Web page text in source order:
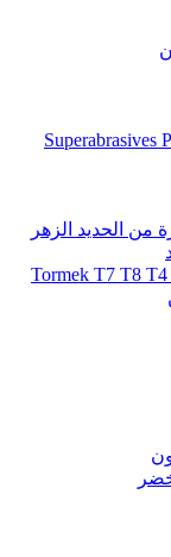
الحديد الزهر